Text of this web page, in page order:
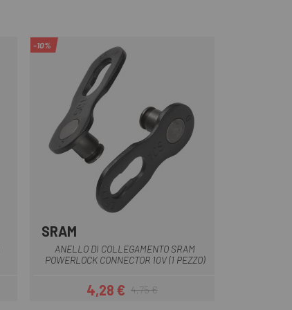
-10%
SRAM
ANELLO DI COLLEGAMENTO SRAM
POWERLOCK CONNECTOR 10V (1 PEZZO)
Prezzo
4,28 €Prezzo base
4,75 €